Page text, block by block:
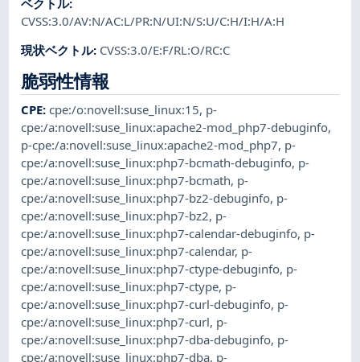
ベクトル:
CVSS:3.0/AV:N/AC:L/PR:N/UI:N/S:U/C:H/I:H/A:H
現状ベクトル: CVSS:3.0/E:F/RL:O/RC:C
脆弱性情報
CPE:cpe:/o:novell:suse_linux:15, p-
cpe:/a:novell:suse_linux:apache2-mod_php7-debuginfo,
p-cpe:/a:novell:suse_linux:apache2-mod_php7, p-
cpe:/a:novell:suse_linux:php7-bcmath-debuginfo, p-
cpe:/a:novell:suse_linux:php7-bcmath, p-
cpe:/a:novell:suse_linux:php7-bz2-debuginfo, p-
cpe:/a:novell:suse_linux:php7-bz2, p-
cpe:/a:novell:suse_linux:php7-calendar-debuginfo, p-
cpe:/a:novell:suse_linux:php7-calendar, p-
cpe:/a:novell:suse_linux:php7-ctype-debuginfo, p-
cpe:/a:novell:suse_linux:php7-ctype, p-
cpe:/a:novell:suse_linux:php7-curl-debuginfo, p-
cpe:/a:novell:suse_linux:php7-curl, p-
cpe:/a:novell:suse_linux:php7-dba-debuginfo, p-
cpe:/a:novell:suse_linux:php7-dba, p-